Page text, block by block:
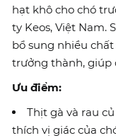
hạt khô cho chó
ty Keos, Việt Nam.
bổ sung nhiều
trưởng thành, giúp
Ưu điểm:
Thịt gà và rau
thích vị giác của